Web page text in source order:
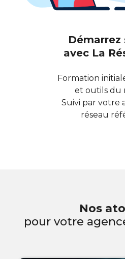
Démarrez
avec La
Formation
et outils du
Suivi par votre
réseau
Nos
pour votre